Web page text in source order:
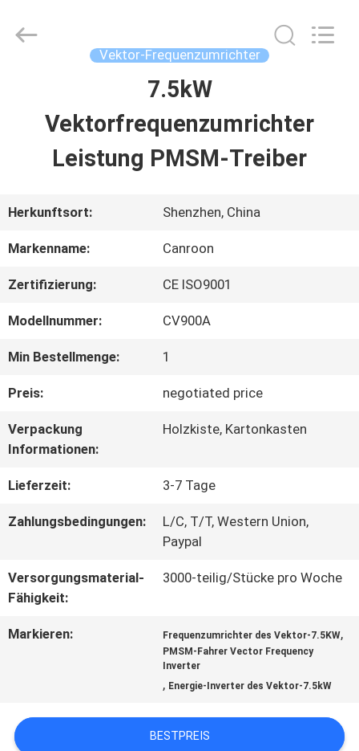
PRODUKTE
ÜBER
UNS
TOUR
QUALITÄTSKONTROLLE
KONTAKT
SITEMAP
PRIVACY
Electrical
Appliances
Vektor-Frequenzumrichter
7.5kW
Vektorfrequenzumrichter
Leistung PMSM-Treiber
Herkunftsort: Shenzhen, China
Markenname: Canroon
Zertifizierung: CE ISO9001
Modellnummer: CV900A
Min Bestellmenge: 1
Preis: negotiated price
Verpackung
Informationen:
Holzkiste, Kartonkasten
Lieferzeit: 3-7 Tage
Zahlungsbedingungen:
L/C, T/T, Western Union,
Paypal
Versorgungsmaterial-
Fähigkeit:
3000-teilig/Stücke pro Woche
Markieren: Frequenzumrichter des Vektor-7.5KW,
PMSM-Fahrer Vector Frequency
Inverter
, Energie-Inverter des Vektor-7.5kW
BESTPREIS